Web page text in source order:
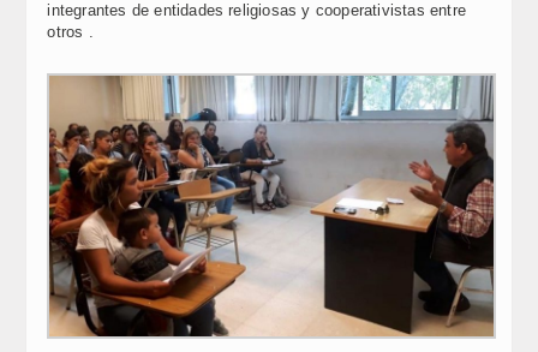
integrantes de entidades religiosas y cooperativistas entre
otros .